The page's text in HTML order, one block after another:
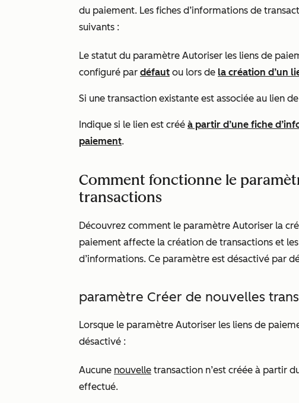
du paiement. Les fiches d’informations de
suivants :
Le statut du paramètre Autoriser les liens de
configuré par défaut ou lors de la création d’un
Si une transaction existante est associée au lien
Indique si le lien est créé à partir d’une fiche
paiement.
Comment fonctionne le
transactions
Découvrez comment le paramètre Autoriser la
paiement affecte la création de transactions et
d’informations. Ce paramètre est désactivé par
paramètre Créer de nouvelles
Lorsque le paramètre Autoriser les liens de
désactivé :
Aucune nouvelle transaction n’est créée à partir
effectué.